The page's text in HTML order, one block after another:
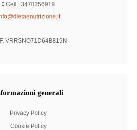
Cell.: 3470356919
VRRSNO71D64B819N
generali
Privacy Policy
Cookie Policy